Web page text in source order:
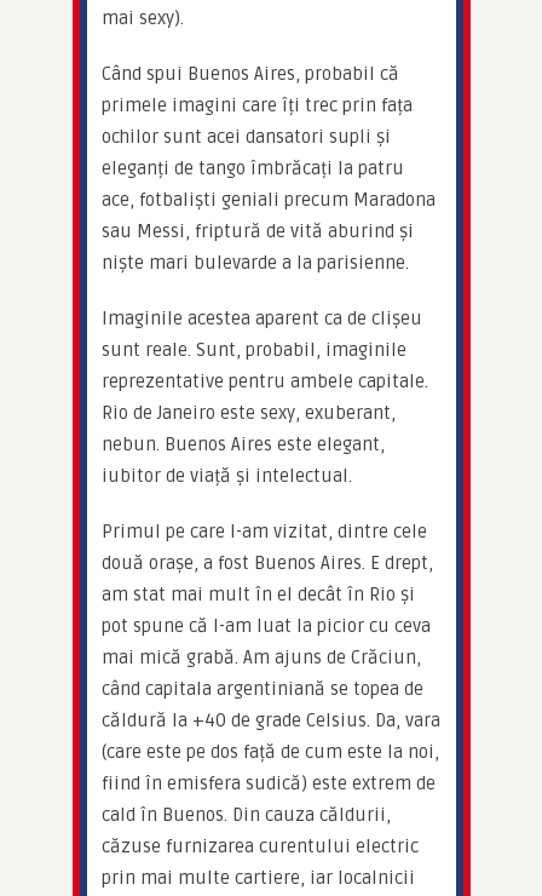
mai sexy).
Când spui Buenos Aires, probabil că
primele imagini care îți trec prin fața
ochilor sunt acei dansatori supli și
eleganți de tango îmbrăcați la patru
ace, fotbaliști geniali precum Maradona
sau Messi, friptură de vită aburind și
niște mari bulevarde a la parisienne.
Imaginile acestea aparent ca de clișeu
sunt reale. Sunt, probabil, imaginile
reprezentative pentru ambele capitale.
Rio de Janeiro este sexy, exuberant,
nebun. Buenos Aires este elegant,
iubitor de viață și intelectual.
Primul pe care l-am vizitat, dintre cele
două orașe, a fost Buenos Aires. E drept,
am stat mai mult în el decât în Rio și
pot spune că l-am luat la picior cu ceva
mai mică grabă. Am ajuns de Crăciun,
când capitala argentiniană se topea de
căldură la +40 de grade Celsius. Da, vara
(care este pe dos față de cum este la noi,
fiind în emisfera sudică) este extrem de
cald în Buenos. Din cauza căldurii,
căzuse furnizarea curentului electric
prin mai multe cartiere, iar localnicii